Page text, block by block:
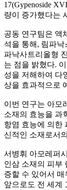
17(Gypenoside
량이 증가했다는
공동 연구팀은 액
석을 통해, 림파
파낙사트리올형
는 점을 밝혔다.
성을 저해하여 다
상을 효과적으로
이번 연구는 아모
소재의 효능을 과
항염 효능에 의한
신적인 소재로서
서병휘 아모레퍼
인삼 소재의 피부
증할 수 있어서
앞으로도 전 세계